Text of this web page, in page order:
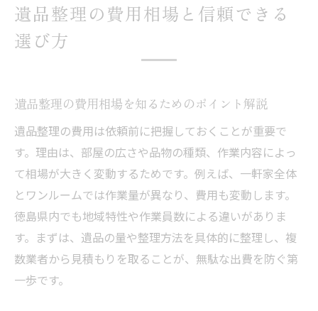
遺品整理が必要な理由と放置するリスクとは
遺品整理が必要になるタイミングと主な理
由
遺品整理を行うことで得られる家族の安心
感
遺品整理を遅らせると発生する問題点
遺品整理の重要性と心の整理の関係性
遺品整理をしない場合の法的・実務的な影
響
納得できる遺品整理のための安心ポイント集
遺品整理の費用相場と信頼できる
選び方
遺品整理の費用相場を知るためのポイント解説
遺品整理の費用は依頼前に把握しておくことが重要で
す。理由は、部屋の広さや品物の種類、作業内容によっ
て相場が大きく変動するためです。例えば、一軒家全体
とワンルームでは作業量が異なり、費用も変動します。
徳島県内でも地域特性や作業員数による違いがありま
す。まずは、遺品の量や整理方法を具体的に整理し、複
数業者から見積もりを取ることが、無駄な出費を防ぐ第
一歩です。